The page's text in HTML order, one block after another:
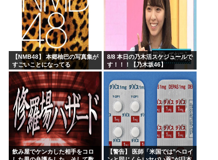
【NMB48】 本郷柚巴の写真集が
すごいことになってる
8/8 本日の乃木活スケジュールで
す！！！【乃木坂46】
飲み屋でケンカした相手をコロ
【警告】 医師「米国では”ヘロイ